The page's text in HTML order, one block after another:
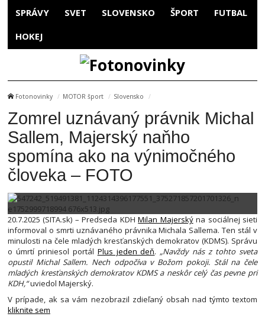
SPRÁVY SVET SLOVENSKO ŠPORT FUTBAL
HOKEJ
Fotonovinky MOTOR šport Slovensko
Zomrel uznávaný právnik Michal
Sallem, Majerský naňho
spomína ako na výnimočného
človeka – FOTO
20.7.2025 (SITA.sk) – Predseda KDHMilan Majerskýna sociálnej sieti
informoval o smrti uznávaného právnika Michala Sallema. Ten stál v
minulosti na čele mladých kresťanských demokratov (KDMS). Správu
o úmrtí priniesol portál Plus jeden deň. „Navždy nás z tohto sveta
opustil Michal Sallem. Nech odpočíva v Božom pokoji. Stál na čele
mladých kresťanských demokratov KDMS a neskôr celý čas pevne pri
KDH,“uviedol Majerský.
V prípade, ak sa vám nezobrazil zdieľaný obsah nad týmto textom
kliknite sem